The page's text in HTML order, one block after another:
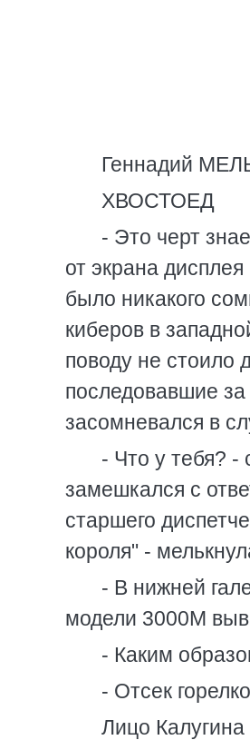
Геннадий
ХВОСТОЕД
- Это черт
от экрана
было никакого
киберов в
поводу не стоило
последовавшие
засомневался в
- Что у тебя? -
замешкался с
старшего
короля" -
- В нижней
модели 3000М
- Каким
- Отсек
Лицо